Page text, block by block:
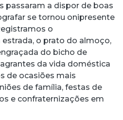
passaram a dispor de boas
se tornou onipresente
o
o prato do almoço,
do bicho de
da vida doméstica
de ocasiões mais
de família, festas de
e confraternizações em